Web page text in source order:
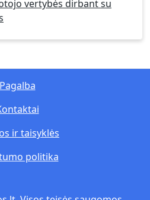
vertybės dirbant su
politika
ir taisyklės
Pagalba